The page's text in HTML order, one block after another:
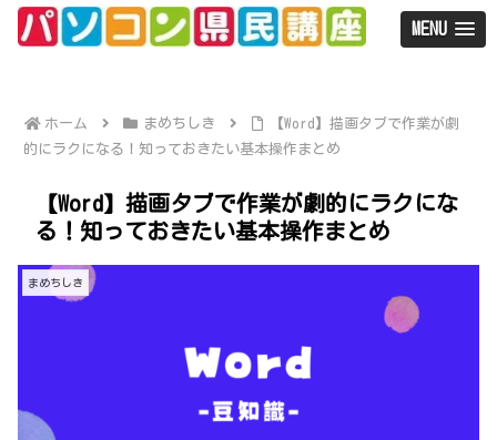
MENU
ホーム まめちしき
【Word】描画タブで作業が劇
的にラクになる！知っておきたい基本操作まとめ
【Word】描画タブで作業が劇的にラクにな
る！知っておきたい基本操作まとめ
まめちしき